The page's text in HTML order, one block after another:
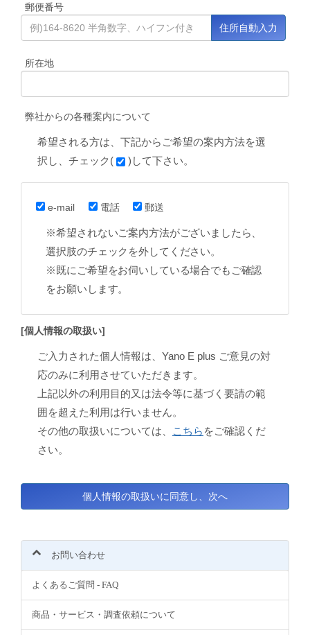
郵便番号
所在地
弊社からの各種案内について
希望される方は、下記からご希望の案内方法を選
択し、チェック(
)して下さい。
e-mail 電話 郵送
※希望されないご案内方法がございましたら、
選択肢のチェックを外してください。
※既にご希望をお伺いしている場合でもご確認
をお願いします。
[個人情報の取扱い]
ご入力された個人情報は、Yano E plus ご意見の対
応のみに利用させていただきます。
上記以外の利用目的又は法令等に基づく要請の範
囲を超えた利用は行いません。
その他の取扱いについては、
こちら をご確認くだ
さい。
お問い合わせ
よくあるご質問 - FAQ
商品・サービス・調査依頼について